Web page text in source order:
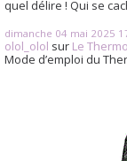
quel délire ! Qui se
dimanche 04 mai 2025
olol_olol sur Le
Mode d’emploi du